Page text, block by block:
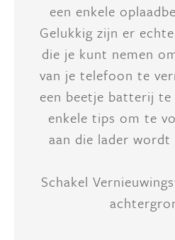
een enkele
Gelukkig zijn er
die je kunt nemen
van je telefoon te
een beetje batterij
enkele tips om te
aan die lader wordt
Schakel